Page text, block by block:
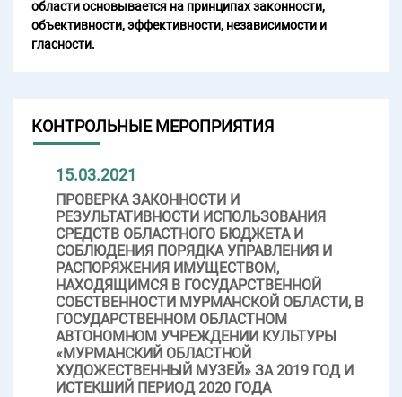
области основывается на принципах законности,
объективности, эффективности, независимости и
гласности.
КОНТРОЛЬНЫЕ МЕРОПРИЯТИЯ
15.03.2021
ПРОВЕРКА ЗАКОННОСТИ И
РЕЗУЛЬТАТИВНОСТИ ИСПОЛЬЗОВАНИЯ
СРЕДСТВ ОБЛАСТНОГО БЮДЖЕТА И
СОБЛЮДЕНИЯ ПОРЯДКА УПРАВЛЕНИЯ И
РАСПОРЯЖЕНИЯ ИМУЩЕСТВОМ,
НАХОДЯЩИМСЯ В ГОСУДАРСТВЕННОЙ
СОБСТВЕННОСТИ МУРМАНСКОЙ ОБЛАСТИ, В
ГОСУДАРСТВЕННОМ ОБЛАСТНОМ
АВТОНОМНОМ УЧРЕЖДЕНИИ КУЛЬТУРЫ
«МУРМАНСКИЙ ОБЛАСТНОЙ
ХУДОЖЕСТВЕННЫЙ МУЗЕЙ» ЗА 2019 ГОД И
ИСТЕКШИЙ ПЕРИОД 2020 ГОДА